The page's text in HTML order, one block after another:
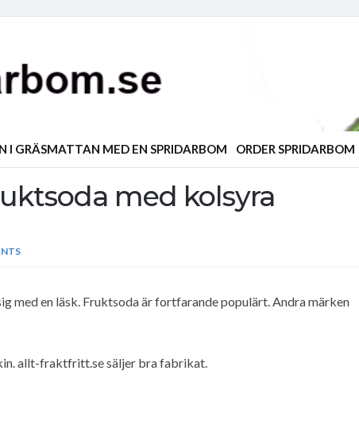
I GRÄSMATTAN MED EN SPRIDARBOM ORDER SPRIDARBOM
med kolsyra
med en läsk. Fruktsoda är fortfarande populärt. Andra märken
allt-fraktfritt.se säljer bra fabrikat.